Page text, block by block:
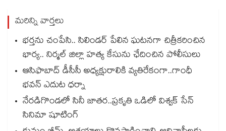
మరిన్ని వార్తలు
భర్తను చంపేసి.. సిలిండర్ పేలిన ఘటనగా చిత్రీకరించిన
భార్య.. నిర్మల్ జిల్లా హత్య కేసును ఛేదించిన పోలీసులు
ఆసిఫాబాద్ డీసీసీ అధ్యక్షురాలికి వ్యతిరేకంగా..గాంధీ
భవన్ ఎదుట ధర్నా
నేరడిగొండలో సినీ జాతర..ప్రకృతి ఒడిలో విశ్వక్ సేన్
సినిమా షూటింగ్